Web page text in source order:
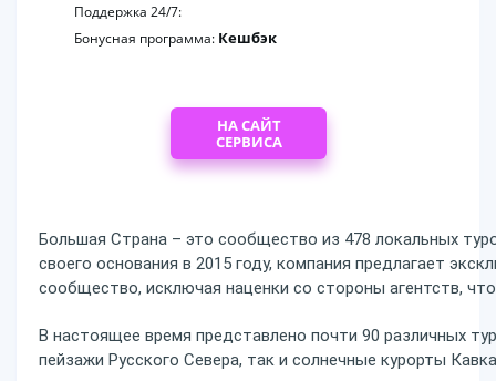
Поддержка 24/7:
Бонусная программа: Кешбэк
НА САЙТ
СЕРВИСА
Большая Страна – это сообщество из 478 локальных
своего основания в 2015 году, компания предлагает
сообщество, исключая наценки со стороны агентств,
В настоящее время представлено почти 90 различных
пейзажи Русского Севера, так и солнечные курорты